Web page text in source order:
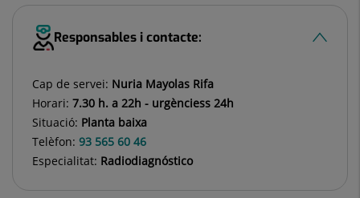
Responsables i contacte:
Cap de servei: Nuria Mayolas Rifa
Horari: 7.30 h. a 22h - urgènciess 24h
Situació: Planta baixa
Telèfon: 93 565 60 46
Especialitat: Radiodiagnóstico